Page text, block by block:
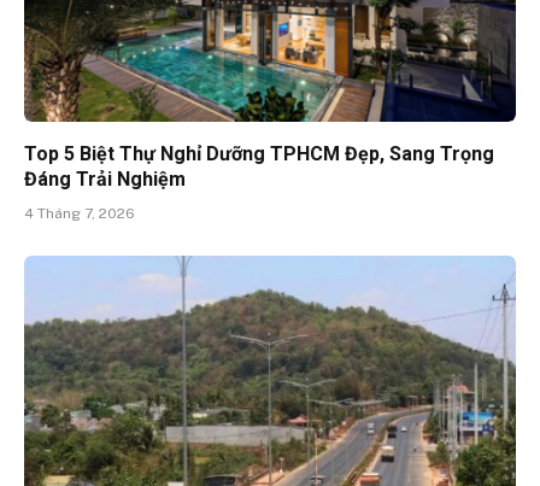
Top 5 Biệt Thự Nghỉ Dưỡng TPHCM Đẹp, Sang Trọng
Đáng Trải Nghiệm
4 Tháng 7, 2026